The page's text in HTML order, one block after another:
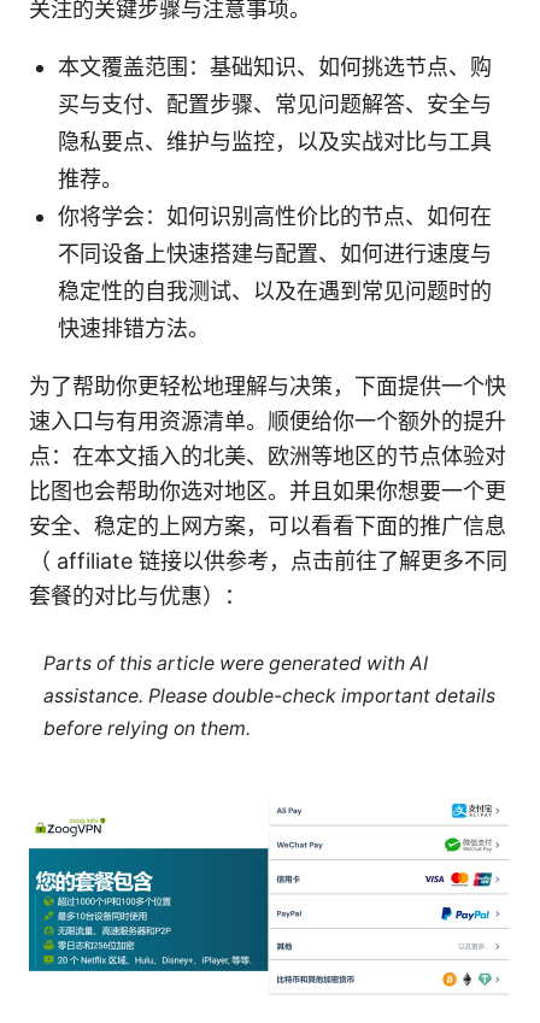
关注的关键步骤与注意事项。
本文覆盖范围：基础知识、如何挑选节点、购
买与支付、配置步骤、常见问题解答、安全与
隐私要点、维护与监控，以及实战对比与工具
推荐。
你将学会：如何识别高性价比的节点、如何在
不同设备上快速搭建与配置、如何进行速度与
稳定性的自我测试、以及在遇到常见问题时的
快速排错方法。
为了帮助你更轻松地理解与决策，下面提供一个快
速入口与有用资源清单。顺便给你一个额外的提升
点：在本文插入的北美、欧洲等地区的节点体验对
比图也会帮助你选对地区。并且如果你想要一个更
安全、稳定的上网方案，可以看看下面的推广信息
（ affiliate 链接以供参考，点击前往了解更多不同
套餐的对比与优惠）：
Parts of this article were generated with AI
assistance. Please double-check important details
before relying on them.